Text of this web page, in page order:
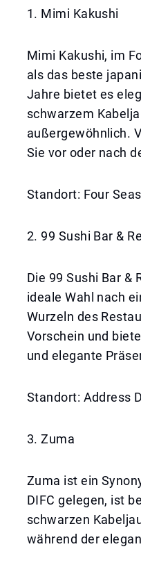
1. Mimi Kakushi
Mimi Kakushi, im
als das beste
Jahre bietet es
schwarzem
außergewöhnlich.
Sie vor oder nach
Standort: Four
2. 99 Sushi Bar &
Die 99 Sushi Bar &
ideale Wahl nach
Wurzeln des
Vorschein und
und elegante
Standort: Address
3. Zuma
Zuma ist ein
DIFC gelegen, ist
schwarzen
während der